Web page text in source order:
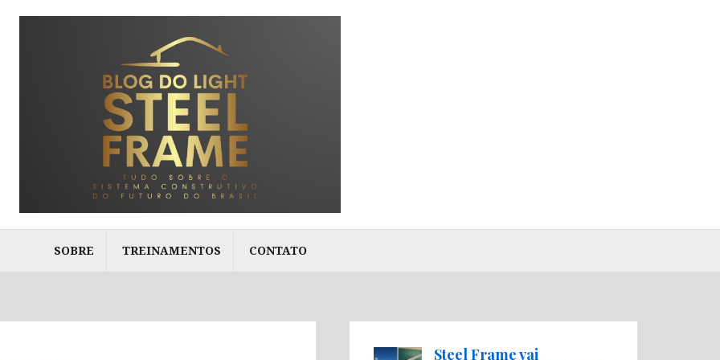
SOBRE TREINAMENTOS CONTATO
Steel Frame vai